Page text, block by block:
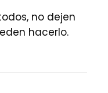
no dejen
hacerlo.